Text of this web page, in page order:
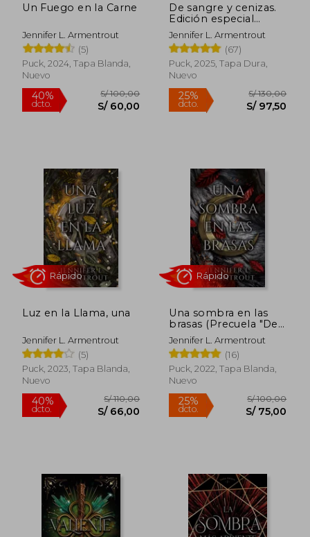
Un Fuego en la Carne
Jennifer L. Armentrout
(5)
Puck, 2024, Tapa Blanda,
Nuevo
dcto. S/ 60,00
De sangre y cenizas.
Edición especial
limitada
Jennifer L. Armentrout
(67)
Puck, 2025, Tapa Dura,
Nuevo
dcto.
Rápido
Luz en la Llama, una
Jennifer L. Armentrout
(5)
Puck, 2023, Tapa Blanda,
Nuevo
Una sombra en las
brasas (Precuela "De
Sangre y Cenizas")
Jennifer L. Armentrout
(16)
Puck, 2022, Tapa Blanda,
Nuevo